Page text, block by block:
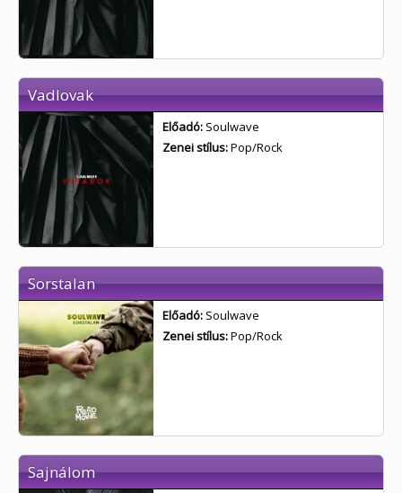
Vadlovak
Előadó: Soulwave
Zenei stílus:Pop/Rock
Sorstalan
Előadó: Soulwave
Zenei stílus:Pop/Rock
Sajnálom